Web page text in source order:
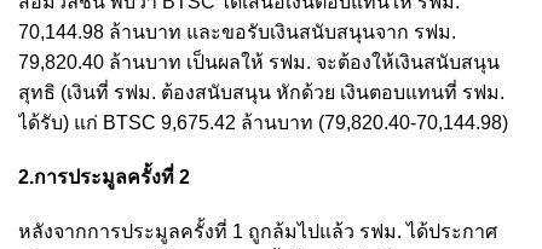
70,144.98 ล้านบาท และขอรับเงินสนับสนุนจาก รฟม.
79,820.40 ล้านบาท เป็นผลให้ รฟม. จะต้องให้เงินสนับสนุน
สุทธิ (เงินที่ รฟม. ต้องสนับสนุน หักด้วย เงินตอบแทนที่ รฟม.
ได้รับ) แก่ BTSC 9,675.42 ล้านบาท (79,820.40-70,144.98)
2.การประมูลครั้งที่ 2
หลังจากการประมูลครั้งที่ 1 ถูกล้มไปแล้ว รฟม. ได้ประกาศ